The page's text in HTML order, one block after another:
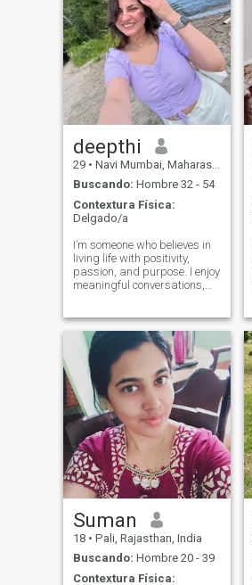
deepthi
29 • Navi Mumbai, Maharashtra, India
Buscando: Hombre 32 - 54
Contextura Física:
Delgado/a
I’m someone who believes in
living life with positivity,
passion, and purpose. I enjoy
meaningful conversations,
a lifetime. Fitness, coffee, and
travel keep me energized,
while books and music
Suman
18 • Pali, Rajasthan, India
Buscando: Hombre 20 - 39
Contextura Física: